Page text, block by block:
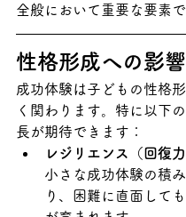
全般において重要な要素で
性格形成への影響
成功体験は子どもの性格
く関わります。特に以下
長が期待できます：
レジリエンス（回復
小さな成功体験の積
り、困難に直面して